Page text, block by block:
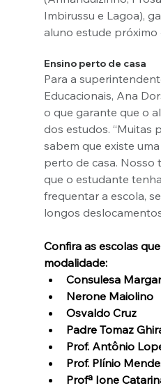
Imbirussu e Lagoa),
aluno estude próximo
Ensino perto de casa
Para a
Educacionais, Ana
o que garante que o
dos estudos. “Muitas
sabem que existe
perto de casa.
que o estudante
frequentar a escola,
longos
Confira as escolas
modalidade:
Consulesa
Nerone Maiolino
Osvaldo Cruz
Padre Tomaz
Prof. Antônio
Prof. Plínio
Profª Ione